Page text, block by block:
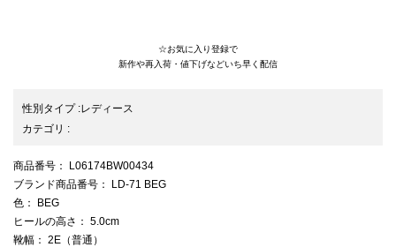
☆お気に入り登録で
新作や再入荷・値下げなどいち早く配信
性別タイプ:レディース
カテゴリ :
商品番号 ： L06174BW00434
ブランド商品番号 ： LD-71 BEG
色 ： BEG
ヒールの高さ ： 5.0cm
靴幅 ： 2E（普通）